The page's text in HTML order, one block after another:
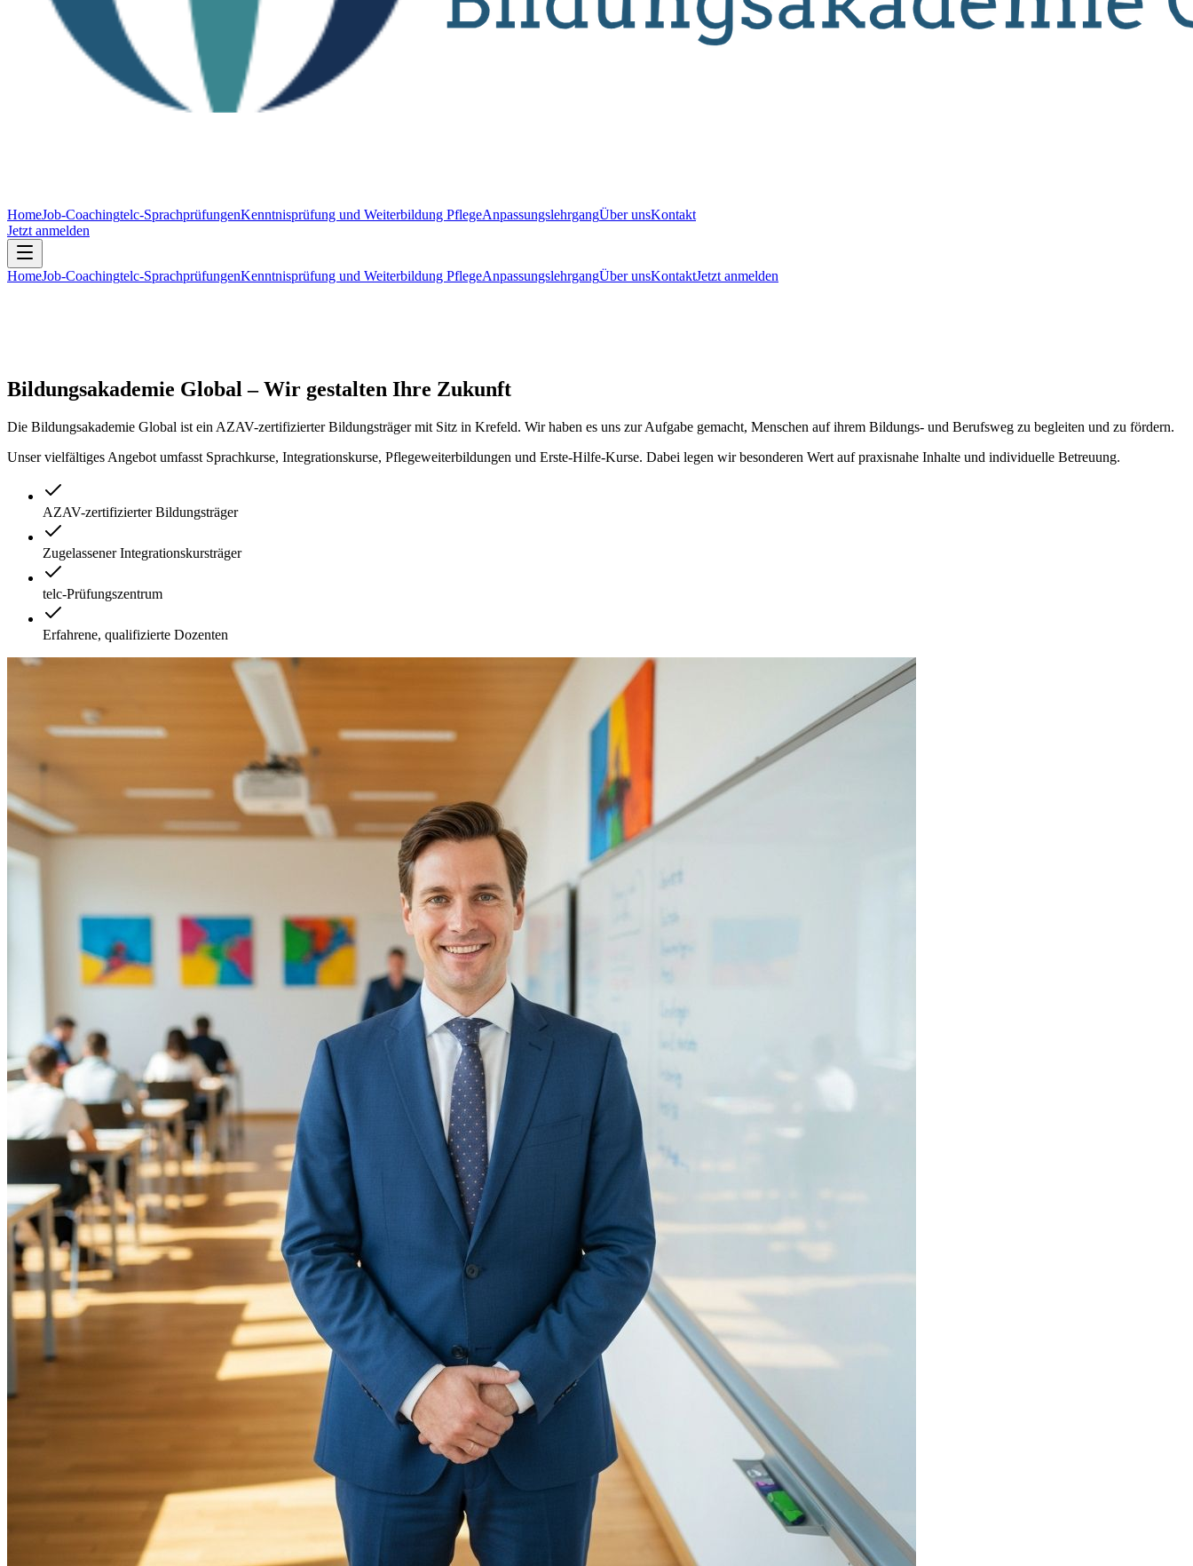
HomeJob-Coachingtelc-SprachprüfungenKenntnisprüfung und Weiterbildung PflegeAnpassungslehrgangÜber unsKontakt
Jetzt anmelden
HomeJob-Coachingtelc-SprachprüfungenKenntnisprüfung und Weiterbildung PflegeAnpassungslehrgangÜber unsKontaktJetzt anmelden
Bildungsakademie Global – Wir gestalten Ihre Zukunft
Die Bildungsakademie Global ist ein AZAV-zertifizierter Bildungsträger mit Sitz in Krefeld. Wir haben es uns zur Aufgabe gemacht, Menschen auf ihrem Bildungs- und Berufsweg zu begleiten und zu fördern.
Unser vielfältiges Angebot umfasst Sprachkurse, Integrationskurse, Pflegeweiterbildungen und Erste-Hilfe-Kurse. Dabei legen wir besonderen Wert auf praxisnahe Inhalte und individuelle Betreuung.
AZAV-zertifizierter Bildungsträger
Zugelassener Integrationskursträger
telc-Prüfungszentrum
Erfahrene, qualifizierte Dozenten